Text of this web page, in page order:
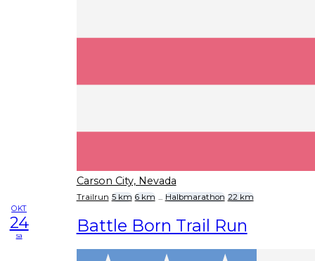
Carson City, Nevada
Trailrun 5 km 6 km Halbmarathon 22 km
OKT
24
sa Battle Born Trail Run